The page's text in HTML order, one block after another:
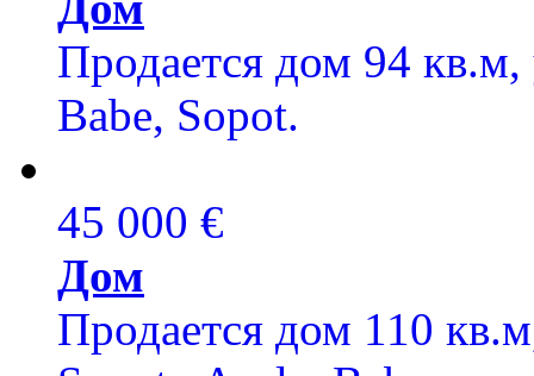
Продается дом 94 кв.м,
Babe, Sopot.
45 000 €
Дом
Продается дом 110